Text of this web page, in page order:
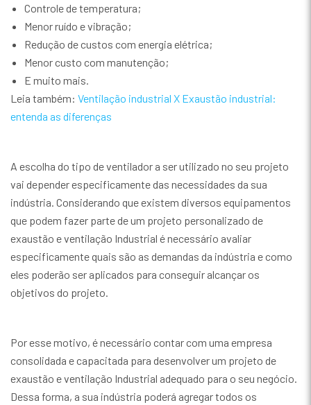
Controle de temperatura;
Menor ruído e vibração;
Redução de custos com energia elétrica;
Menor custo com manutenção;
E muito mais.
Leia também: Ventilação industrial X Exaustão industrial:
entenda as diferenças
A escolha do tipo de ventilador a ser utilizado no seu projeto
vai depender especificamente das necessidades da sua
indústria. Considerando que existem diversos equipamentos
que podem fazer parte de um projeto personalizado de
exaustão e ventilação Industrial é necessário avaliar
especificamente quais são as demandas da indústria e como
eles poderão ser aplicados para conseguir alcançar os
objetivos do projeto.
Por esse motivo, é necessário contar com uma empresa
consolidada e capacitada para desenvolver um projeto de
exaustão e ventilação Industrial adequado para o seu negócio.
Dessa forma, a sua indústria poderá agregar todos os